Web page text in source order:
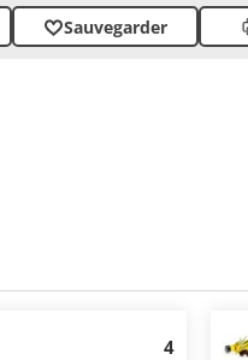
Sauvegarder
4